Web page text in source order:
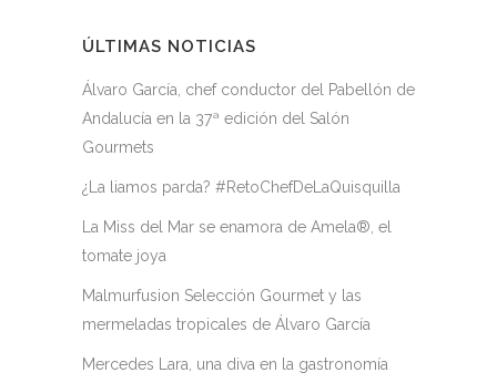
ÚLTIMAS NOTICIAS
Álvaro García, chef conductor del Pabellón de
Andalucía en la 37ª edición del Salón
Gourmets
¿La liamos parda? #RetoChefDeLaQuisquilla
La Miss del Mar se enamora de Amela®, el
tomate joya
Malmurfusion Selección Gourmet y las
mermeladas tropicales de Álvaro García
Mercedes Lara, una diva en la gastronomía